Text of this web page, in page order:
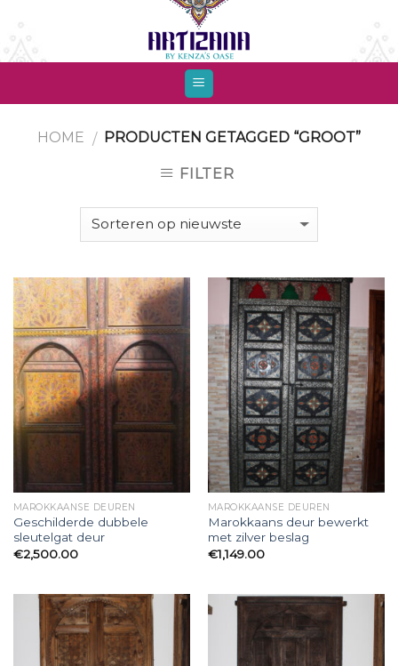
to
content
HOME / PRODUCTEN GETAGGED “GROOT”
FILTER
MAROKKAANSE DEUREN
Geschilderde dubbele
sleutelgat deur
€2,500.00
MAROKKAANSE DEUREN
Marokkaans deur bewerkt
met zilver beslag
€1,149.00